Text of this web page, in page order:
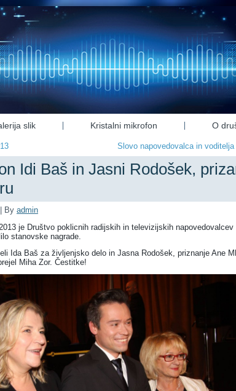
slik Kristalni mikrofon O
Slovo napovedovalca in
Idi Baš in Jasni Rodošek,
By admin
je Društvo poklicnih radijskih in televizijskih
stanovske nagrade.
Ida Baš za življenjsko delo in Jasna Rodošek, priznanje Ane
Miha Zor. Čestitke!